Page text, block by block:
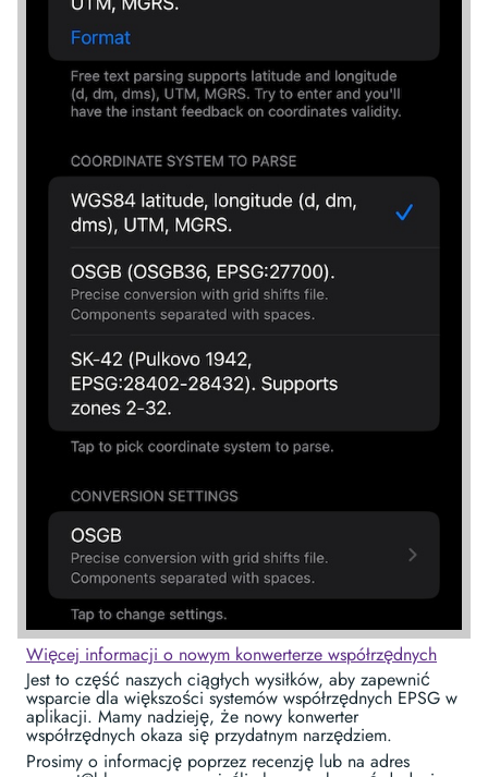
Więcej informacji o nowym konwerterze współrzędnych
Jest to część naszych ciągłych wysiłków, aby zapewnić
wsparcie dla większości systemów współrzędnych EPSG w
aplikacji. Mamy nadzieję, że nowy konwerter
współrzędnych okaza się przydatnym narzędziem.
Prosimy o informację poprzez recenzję lub na adres